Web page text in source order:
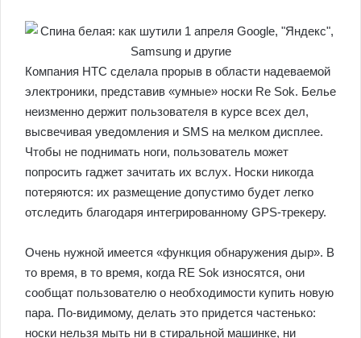
Компания HTC сделала прорыв в области надеваемой
электроники, представив «умные» носки Re Sok. Белье
неизменно держит пользователя в курсе всех дел,
высвечивая уведомления и SMS на мелком дисплее.
Чтобы не поднимать ноги, пользователь может
попросить гаджет зачитать их вслух. Носки никогда
потеряются: их размещение допустимо будет легко
отследить благодаря интегрированному GPS-трекеру.
Очень нужной имеется «функция обнаружения дыр». В
то время, в то время, когда RE Sok износятся, они
сообщат пользователю о необходимости купить новую
пара. По-видимому, делать это придется частенько:
носки нельзя мыть ни в стиральной машинке, ни